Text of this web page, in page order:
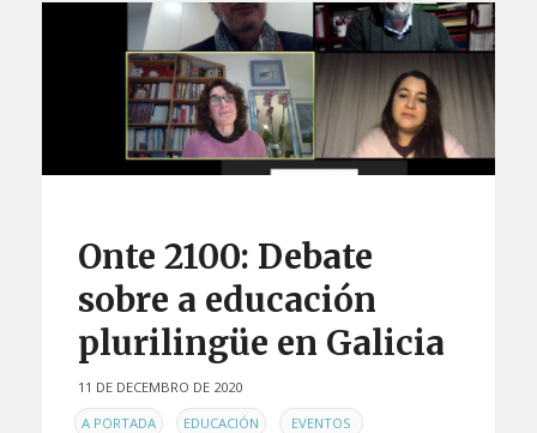
Onte 2100: Debate
sobre a educación
plurilingüe en Galicia
11 DE DECEMBRO DE 2020
ENA PORTADA , EDUCACIÓN , EVENTOS ,